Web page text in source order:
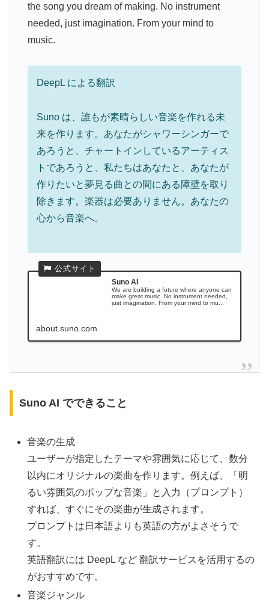
the song you dream of making. No instrument
needed, just imagination. From your mind to
music.
DeepL による翻訳
Suno は、誰もが素晴らしい音楽を作れる未
来を作ります。あなたがシャワーシンガーで
あろうと、チャートインしているアーティス
トであろうと、私たちはあなたと、あなたが
作りたいと夢見る曲との間にある障壁を取り
除きます。楽器は必要ありません。あなたの
心から音楽へ。
Suno AI
We are building a future where anyone can
make great music. No instrument needed,
just imagination. From your mind to mu...
about.suno.com
Suno AI でできること
音楽の生成
ユーザーが指定したテーマや雰囲気に応じて、数分
以内にオリジナルの楽曲を作ります。例えば、「明
るい雰囲気のポップな音楽」と入力（プロンプト）
すれば、すぐにその楽曲が生成されます。
プロンプトは日本語よりも英語の方がよさそうで
す。
英語翻訳には DeepL など 翻訳サービスを活用するの
がおすすめです。
音楽ジャンル